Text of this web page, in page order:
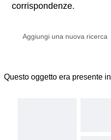
corrispondenze.
Questo oggetto era presente in